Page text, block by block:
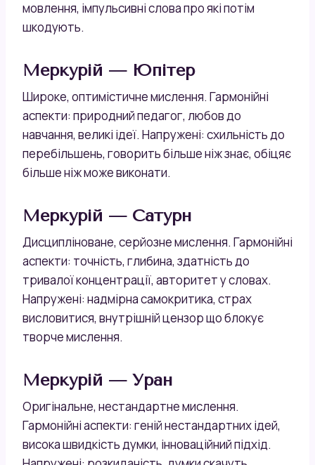
мовлення, імпульсивні слова про які потім
шкодують.
Меркурій — Юпітер
Широке, оптимістичне мислення. Гармонійні
аспекти: природний педагог, любов до
навчання, великі ідеї. Напружені: схильність до
перебільшень, говорить більше ніж знає, обіцяє
більше ніж може виконати.
Меркурій — Сатурн
Дисципліноване, серйозне мислення. Гармонійні
аспекти: точність, глибина, здатність до
тривалої концентрації, авторитет у словах.
Напружені: надмірна самокритика, страх
висловитися, внутрішній цензор що блокує
творче мислення.
Меркурій — Уран
Оригінальне, нестандартне мислення.
Гармонійні аспекти: геній нестандартних ідей,
висока швидкість думки, інноваційний підхід.